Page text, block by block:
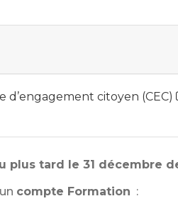
citoyen (CEC)
plus tard le 31 décembre
compte Formation :